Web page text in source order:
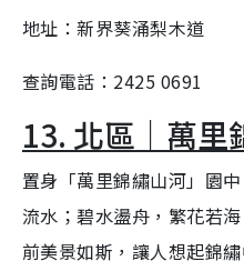
地址：新界葵涌梨木道
查詢電話：2425 0691
13. 北區｜萬里
置身「萬里錦繡山河」園
流水；碧水盪舟，繁花若
前美景如斯，讓人想起錦